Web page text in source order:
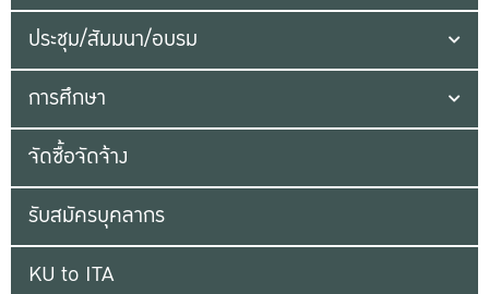
ประชุม/สัมมนา/อบรม
การศึกษา
จัดซื้อจัดจ้าง
รับสมัครบุคลากร
KU to ITA